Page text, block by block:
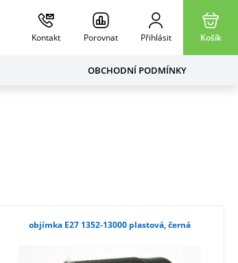
Kontakt Porovnat Přihlásit Košík
OBCHODNÍ PODMÍNKY
objímka E27 1352-13000 plastová, černá